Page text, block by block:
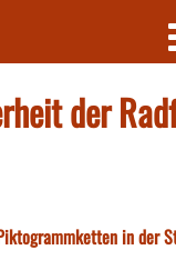
der
in der